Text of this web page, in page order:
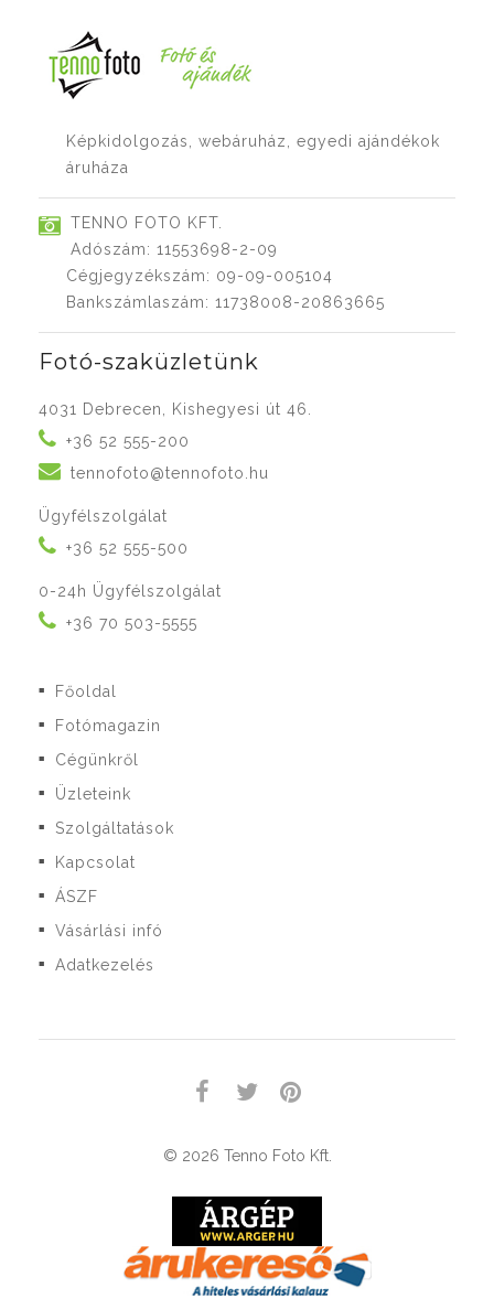
Képkidolgozás, webáruház, egyedi ajándékok
áruháza
TENNO FOTO KFT.
Adószám: 11553698-2-09
Cégjegyzékszám: 09-09-005104
Bankszámlaszám: 11738008-20863665
Fotó-szaküzletünk
4031 Debrecen, Kishegyesi út 46.
+36 52 555-200
tennofoto@tennofoto.hu
Ügyfélszolgálat
+36 52 555-500
0-24h Ügyfélszolgálat
+36 70 503-5555
■ Főoldal
■ Fotómagazin
■ Cégünkről
■ Üzleteink
■ Szolgáltatások
■ Kapcsolat
■ ÁSZF
■ Vásárlási infó
■ Adatkezelés
© 2026 Tenno Foto Kft.